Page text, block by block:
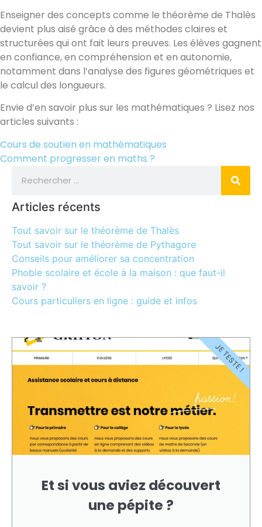
Enseigner des concepts comme le théorème de Thalès
devient plus aisé grâce à des méthodes claires et
structurées qui ont fait leurs preuves. Les élèves gagnent
en confiance, en compréhension et en autonomie,
notamment dans l’analyse des figures géométriques et
le calcul des longueurs.
Envie d’en savoir plus sur les mathématiques ? Lisez nos
articles suivants :
Cours de soutien en mathématiques
Comment progresser en maths ?
Articles récents
Tout savoir sur le théorème de Thalès
Tout savoir sur le théorème de Pythagore
Conseils pour améliorer sa concentration
Phobie scolaire et école à la maison : que faut-il
savoir ?
Cours particuliers en ligne : guide et infos
Et si vous aviez découvert
une pépite ?
JE TESTE !